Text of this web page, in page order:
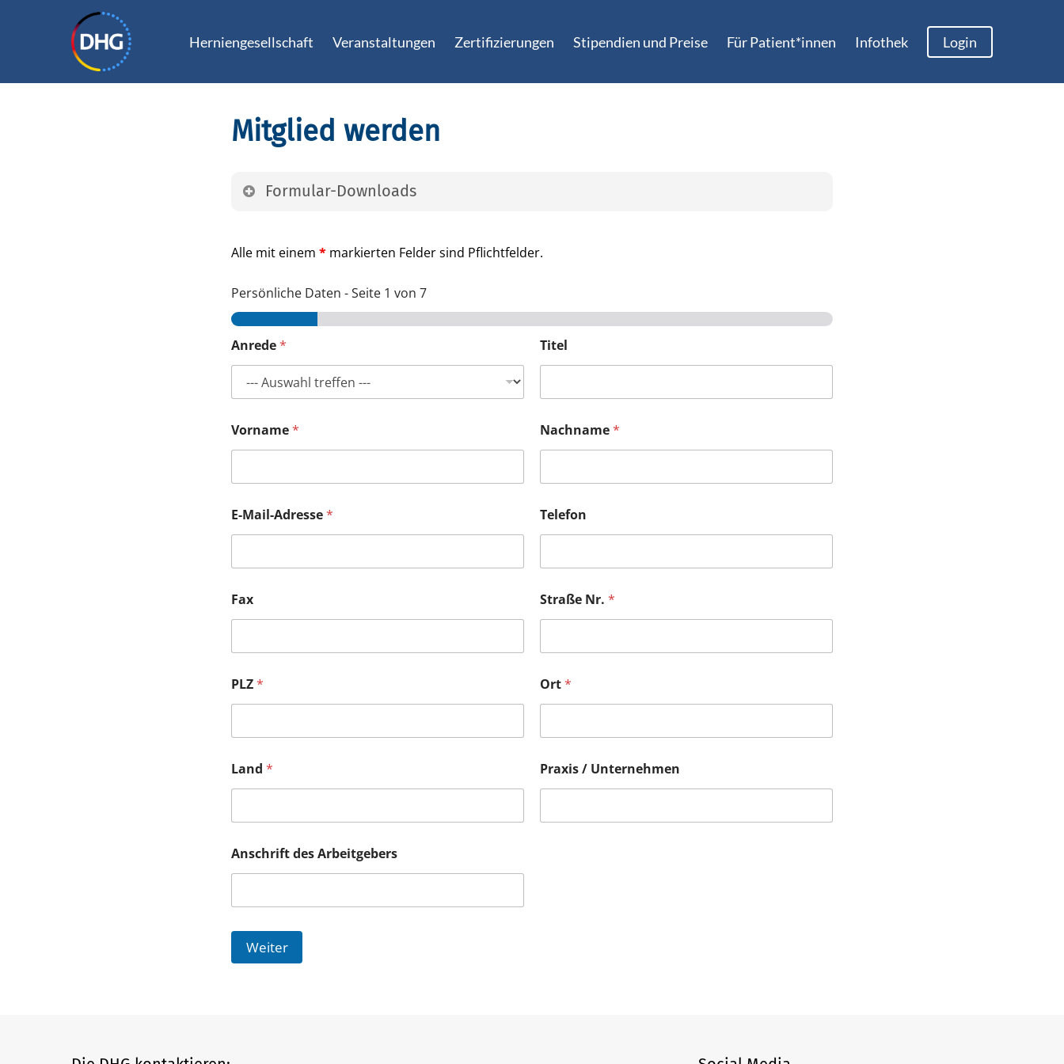
Herniengesellschaft Veranstaltungen Zertifizierungen Stipendien und Preise Für Patient*innen Infothek Login
Mitglied werden
Formular-Downloads
nachfolgende Formular einreichen.
Mitgliedsantrag (PDF)
SEPA-Lastschriftmandat: DHG & EHS, ermäßigt (PDF)
SEPA-Lastschriftmandat: DHG & ÖHG (PDF)
Alle mit einem* markierten Felder sind Pflichtfelder.
Persönliche Daten -Seite 1 von 7
Anrede* Titel
Vorname* Nachname*
E-Mail-Adresse* Telefon
Fax Straße Nr. *
PLZ* Ort*
Land* Praxis / Unternehmen
Anschrift des Arbeitgebers
Weiter